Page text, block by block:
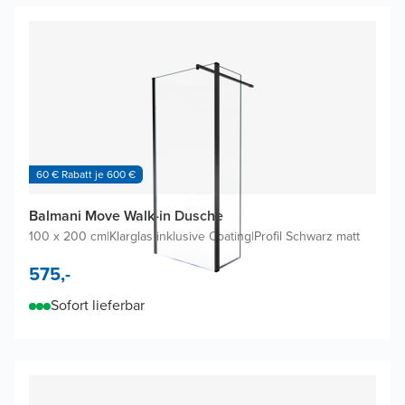
60 € Rabatt je 600 €
Balmani Move Walk-in Dusche
100 x 200 cm|Klarglas inklusive Coating|Profil Schwarz matt
575,-
Sofort lieferbar